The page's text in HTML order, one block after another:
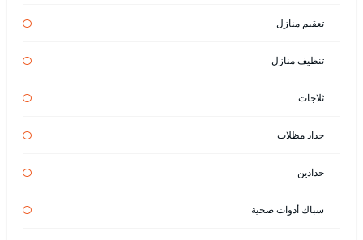
تعقيم منازل
تنظيف منازل
ثلاجات
حداد مظلات
حدادين
سباك أدوات صحية